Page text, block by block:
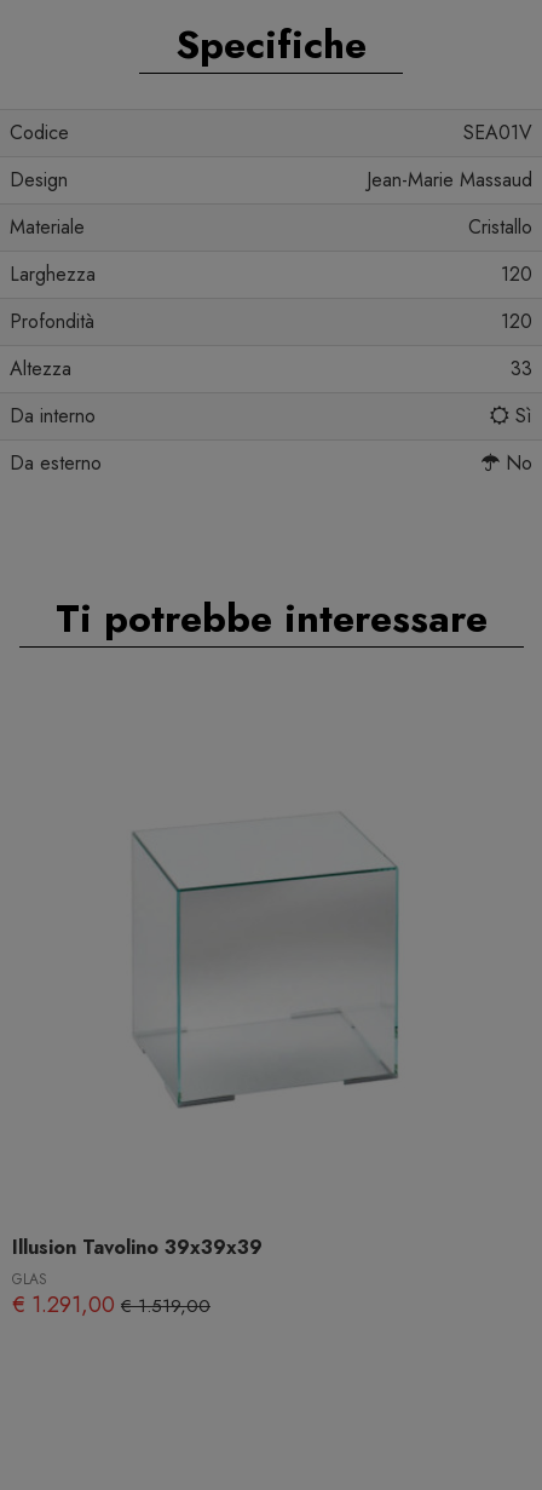
Specifiche
Codice
SEA01V
Design
Jean-Marie Massaud
Materiale
Cristallo
Larghezza
120
Profondità
120
Altezza
33
Da interno
Sì
Da esterno
No
Ti potrebbe interessare
Illusion Tavolino 39x39x39
GLAS
€ 1.291,00 € 1.519,00